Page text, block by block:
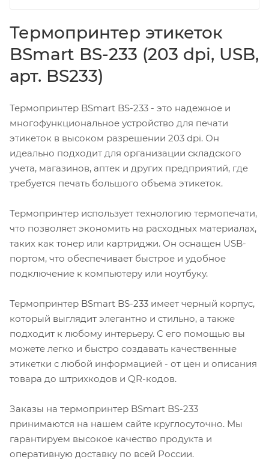
Термопринтер этикеток
BSmart BS-233 (203 dpi, USB,
арт. BS233)
Термопринтер BSmart BS-233 - это надежное и
многофункциональное устройство для печати
этикеток в высоком разрешении 203 dpi. Он
идеально подходит для организации складского
учета, магазинов, аптек и других предприятий, где
требуется печать большого объема этикеток.
Термопринтер использует технологию термопечати,
что позволяет экономить на расходных материалах,
таких как тонер или картриджи. Он оснащен USB-
портом, что обеспечивает быстрое и удобное
подключение к компьютеру или ноутбуку.
Термопринтер BSmart BS-233 имеет черный корпус,
который выглядит элегантно и стильно, а также
подходит к любому интерьеру. С его помощью вы
можете легко и быстро создавать качественные
этикетки с любой информацией - от цен и описания
товара до штрихкодов и QR-кодов.
Заказы на термопринтер BSmart BS-233
принимаются на нашем сайте круглосуточно. Мы
гарантируем высокое качество продукта и
оперативную доставку по всей России.